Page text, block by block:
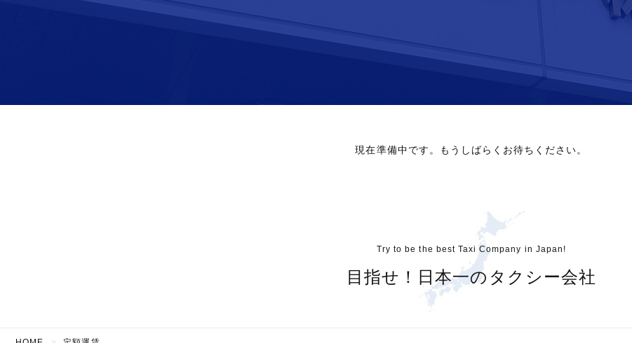
現在準備中です。もうしばらくお待ちください。
Try to be the best Taxi Company in Japan!
目指せ！日本一のタクシー会社